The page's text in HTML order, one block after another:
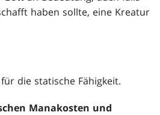
haben sollte, eine Kreatur
die statische Fähigkeit.
Manakosten und